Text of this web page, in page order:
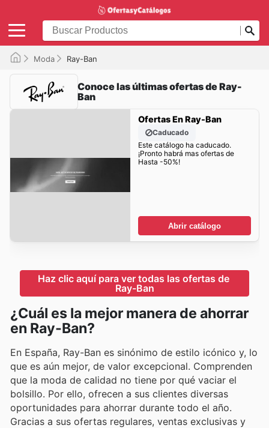
Moda Ray-Ban
Conoce las últimas ofertas de Ray-
Ban
Ofertas En Ray-Ban
Caducado
Este catálogo ha caducado.
¡Pronto habrá mas ofertas de
Hasta -50%!
Abrir catálogo
Haz clic aquí para ver todas las ofertas de
Ray-Ban
¿Cuál es la mejor manera de ahorrar
en Ray-Ban?
En España, Ray-Ban es sinónimo de estilo icónico y, lo
que es aún mejor, de valor excepcional. Comprenden
que la moda de calidad no tiene por qué vaciar el
bolsillo. Por ello, ofrecen a sus clientes diversas
oportunidades para ahorrar durante todo el año.
Gracias a sus ofertas regulares, ventas exclusivas y